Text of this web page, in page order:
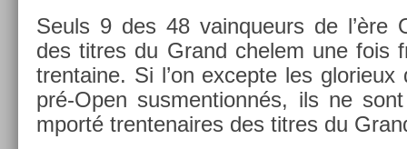
Seuls 9 des 48 vain­queurs de l’ère
des tit­res du Grand chelem une fois
tren­taine. Si l’on ex­cep­te les glorieux
pré-Open sus­men­tionnés, ils ne
mporté tren­tenaires des tit­res du